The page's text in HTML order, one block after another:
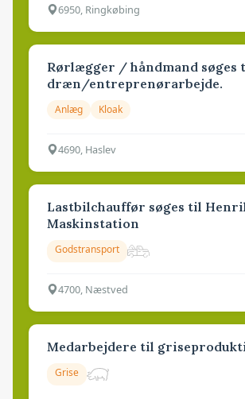
6950, Ringkøbing
Rørlægger / håndmand søges
dræn/entreprenørarbejde.
Anlæg Kloak
4690, Haslev
Lastbilchauffør søges til
Maskinstation
Godstransport
4700, Næstved
Medarbejdere til
Grise